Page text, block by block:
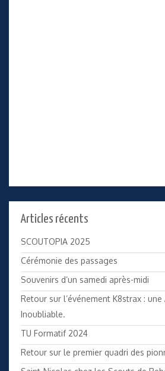
Articles récents
SCOUTOPIA 2025
Cérémonie des passages
Souvenirs d’un samedi après-midi
Retour sur l’événement K8strax : une
Inoubliable.
TU Formatif 2024
Retour sur le premier quadri des